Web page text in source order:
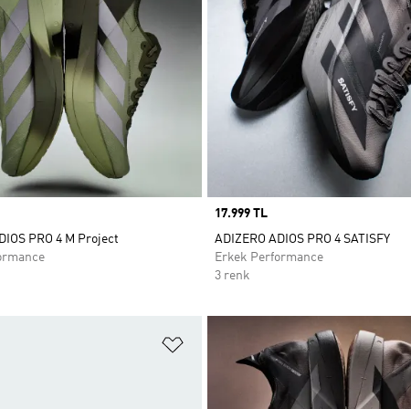
PRO 4 M Project
Price
17.999 TL
ADIZERO ADIOS PRO 4 SATISFY
Erkek Performance
3 renk
Favori Listesine Ekle